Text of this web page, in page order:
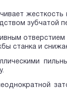
жeсткость
зубчатой
отверстием
станка и